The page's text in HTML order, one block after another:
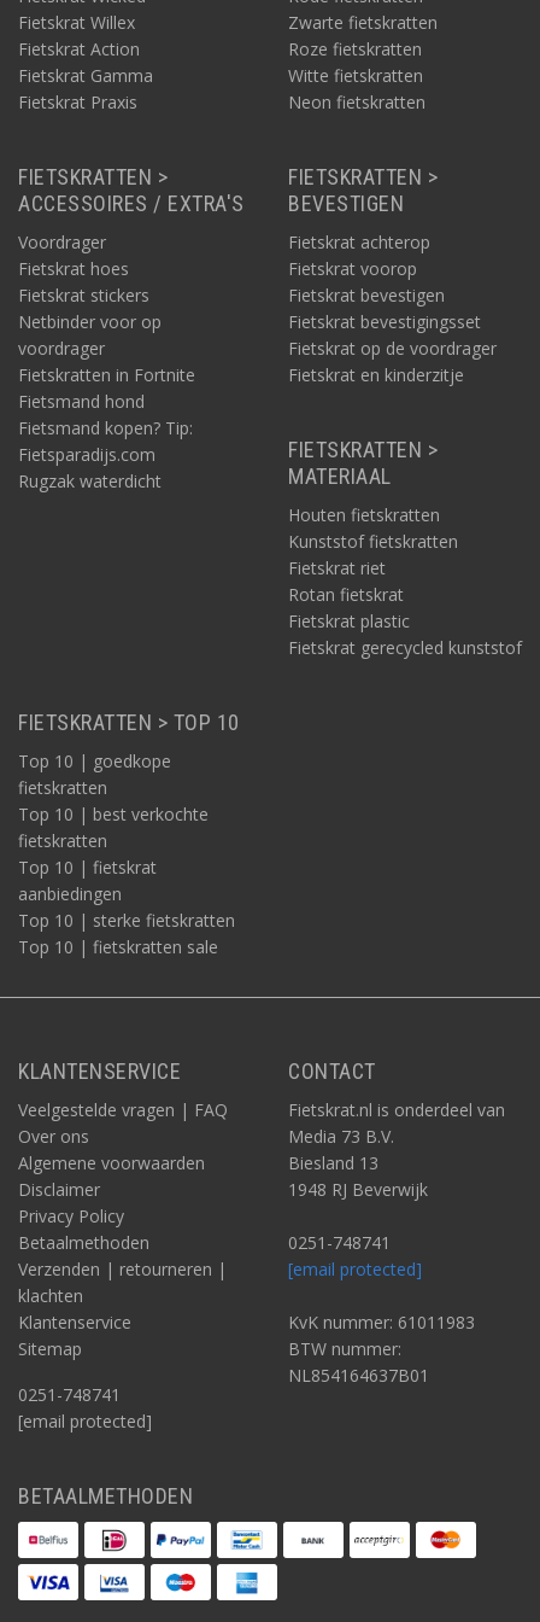
Fietskrat Willex
Fietskrat Action
Fietskrat Gamma
Fietskrat Praxis
Zwarte fietskratten
Roze fietskratten
Witte fietskratten
Neon fietskratten
FIETSKRATTEN >
ACCESSOIRES / EXTRA'S
Voordrager
Fietskrat hoes
Fietskrat stickers
Netbinder voor op
voordrager
Fietskratten in Fortnite
Fietsmand hond
Fietsmand kopen? Tip:
Fietsparadijs.com
Rugzak waterdicht
FIETSKRATTEN >
BEVESTIGEN
Fietskrat achterop
Fietskrat voorop
Fietskrat bevestigen
Fietskrat bevestigingsset
Fietskrat op de voordrager
Fietskrat en kinderzitje
FIETSKRATTEN >
MATERIAAL
Houten fietskratten
Kunststof fietskratten
Fietskrat riet
Rotan fietskrat
Fietskrat plastic
Fietskrat gerecycled kunststof
FIETSKRATTEN > TOP 10
Top 10 | goedkope
fietskratten
Top 10 | best verkochte
fietskratten
Top 10 | fietskrat
aanbiedingen
Top 10 | sterke fietskratten
Top 10 | fietskratten sale
KLANTENSERVICE
Veelgestelde vragen | FAQ
Over ons
Algemene voorwaarden
Disclaimer
Privacy Policy
Betaalmethoden
Verzenden | retourneren |
klachten
Klantenservice
Sitemap
0251-748741
[email protected]
CONTACT
Fietskrat.nl is onderdeel van
Media 73 B.V.
Biesland 13
1948 RJ Beverwijk
0251-748741
[email protected]
KvK nummer: 61011983
BTW nummer:
NL854164637B01
BETAALMETHODEN